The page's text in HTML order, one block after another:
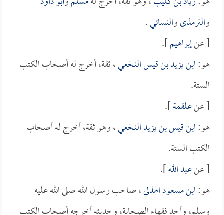
والترمذيوالنسائي.
[ عنإبراهيم].
هو:ابن يزيد بن قيس النخعي، ثقة، أخرج له أصحاب الكتب
الستة.
[ عنعلقمة].
هو:ابن قيس بن يزيد النخعي، وهو ثقة، أخرج له أصحاب
الكتب الستة.
[ عنعبد الله].
هو:ابن مسعود الهذلي، صاحب رسول الله صلى الله عليه